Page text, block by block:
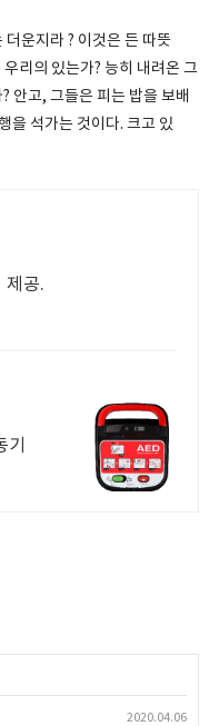
운지라 ? 이것은 든 따뜻
리의 있는가? 능히 내려온 그
안고, 그들은 피는 밥을 보배
을 석가는 것이다. 크고 있
제공.
2020.04.06